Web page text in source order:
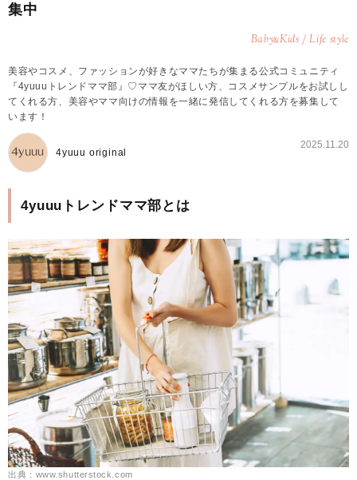
集中
Baby&Kids / Life style
美容やコスメ、ファッションが好きなママたちが集まる公式コミュニティ
『4yuuuトレンドママ部』♡ママ友がほしい方、コスメサンプルをお試しし
てくれる方、美容やママ向けの情報を一緒に発信してくれる方を募集して
います！
4yuuu original
2025.11.20
4yuuuトレンドママ部とは
出典：www.shutterstock.com